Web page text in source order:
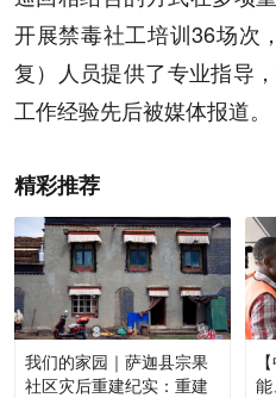
开展禁毒社工培训36场次
复）人员提供了专业指导
工作经验先后被媒体报道。
精彩推荐
我们的家园｜萨迦县宗果
社区灾后重建纪实：重建